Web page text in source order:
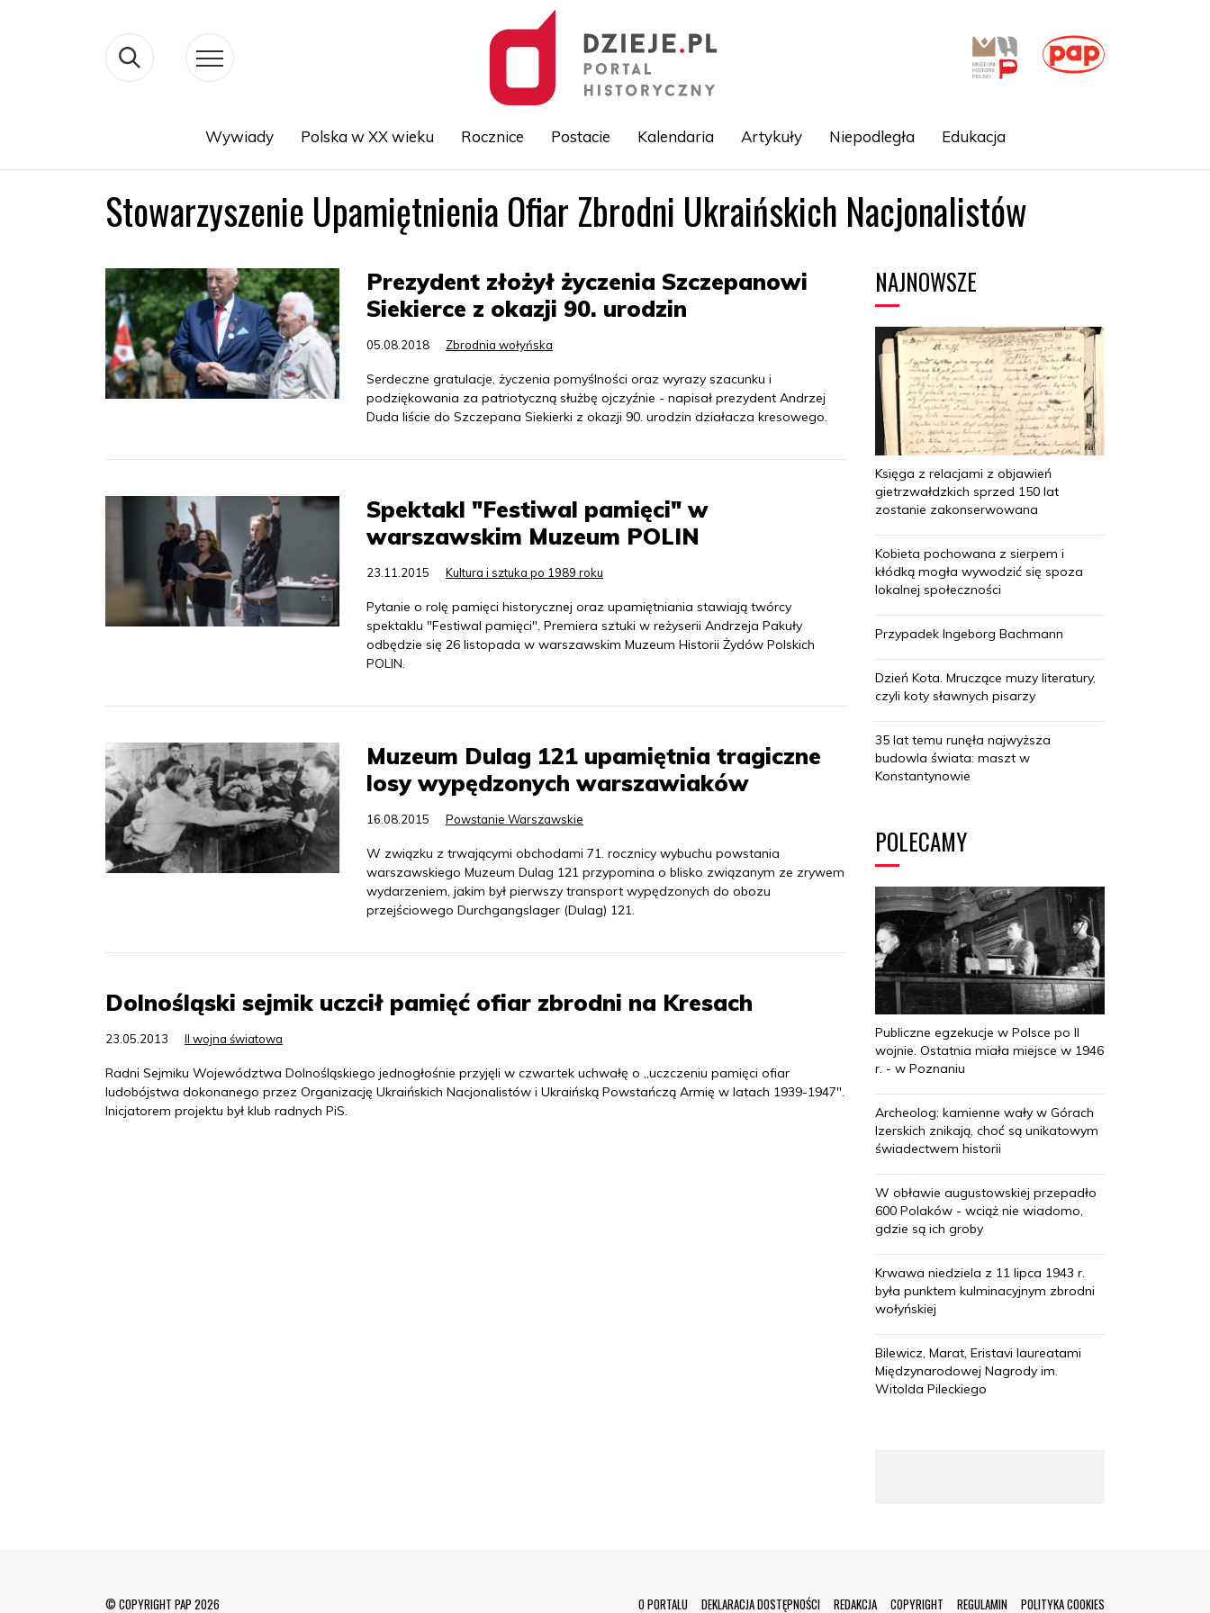
Przejdź
do
Wywiady Polska w XX wieku Rocznice Postacie Kalendaria Artykuły Niepodległa Edukacja
Stowarzyszenie Upamiętnienia Ofiar Zbrodni Ukraińskich Nacjonalistów
Prezydent złożył życzenia Szczepanowi
Siekierce z okazji 90. urodzin
05.08.2018 Zbrodnia wołyńska
Serdeczne gratulacje, życzenia pomyślności oraz wyrazy szacunku i
podziękowania za patriotyczną służbę ojczyźnie - napisał prezydent Andrzej
Duda liście do Szczepana Siekierki z okazji 90. urodzin działacza kresowego.
Spektakl "Festiwal pamięci" w
warszawskim Muzeum POLIN
23.11.2015 Kultura i sztuka po 1989 roku
Pytanie o rolę pamięci historycznej oraz upamiętniania stawiają twórcy
spektaklu "Festiwal pamięci". Premiera sztuki w reżyserii Andrzeja Pakuły
odbędzie się 26 listopada w warszawskim Muzeum Historii Żydów Polskich
POLIN.
Muzeum Dulag 121 upamiętnia tragiczne
losy wypędzonych warszawiaków
16.08.2015 Powstanie Warszawskie
W związku z trwającymi obchodami 71. rocznicy wybuchu powstania
warszawskiego Muzeum Dulag 121 przypomina o blisko związanym ze zrywem
wydarzeniem, jakim był pierwszy transport wypędzonych do obozu
przejściowego Durchgangslager (Dulag) 121.
Dolnośląski sejmik uczcił pamięć ofiar zbrodni na Kresach
23.05.2013 II wojna światowa
Radni Sejmiku Województwa Dolnośląskiego jednogłośnie przyjęli w czwartek uchwałę o „uczczeniu pamięci ofiar
ludobójstwa dokonanego przez Organizację Ukraińskich Nacjonalistów i Ukraińską Powstańczą Armię w latach 1939-1947".
Inicjatorem projektu był klub radnych PiS.
NAJNOWSZE
Księga z relacjami z objawień
gietrzwałdzkich sprzed 150 lat
zostanie zakonserwowana
Kobieta pochowana z sierpem i
kłódką mogła wywodzić się spoza
lokalnej społeczności
Przypadek Ingeborg Bachmann
Dzień Kota. Mruczące muzy literatury,
czyli koty sławnych pisarzy
35 lat temu runęła najwyższa
budowla świata: maszt w
Konstantynowie
POLECAMY
Publiczne egzekucje w Polsce po II
wojnie. Ostatnia miała miejsce w 1946
r. - w Poznaniu
Archeolog: kamienne wały w Górach
Izerskich znikają, choć są unikatowym
świadectwem historii
W obławie augustowskiej przepadło
600 Polaków - wciąż nie wiadomo,
gdzie są ich groby
Krwawa niedziela z 11 lipca 1943 r.
była punktem kulminacyjnym zbrodni
wołyńskiej
Bilewicz, Marat, Eristavi laureatami
Międzynarodowej Nagrody im.
Witolda Pileckiego
© COPYRIGHT PAP 2026 O PORTALU DEKLARACJA DOSTĘPNOŚCI REDAKCJA COPYRIGHT REGULAMIN POLITYKA COOKIES